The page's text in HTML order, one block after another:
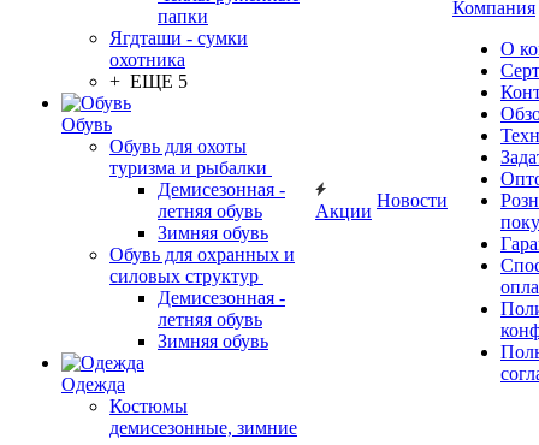
папки
Ягдташи - сумки
охотника
+ ЕЩЕ 5
Обувь
Обувь для охоты
туризма и рыбалки
Демисезонная -
летняя обувь
Зимняя обувь
Обувь для охранных и
силовых структур
Демисезонная -
летняя обувь
Зимняя обувь
Одежда
Костюмы
демисезонные, зимние
Акции
Новости
Компания
О